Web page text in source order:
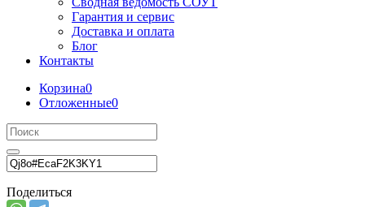
Гарантия и сервис
Доставка и оплата
Блог
Контакты
Корзина0
Отложенные0
Поделиться